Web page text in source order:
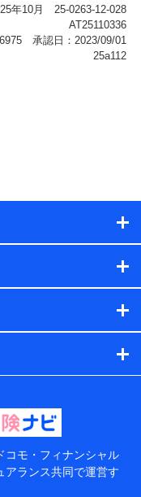
称・購入場所・決済
関する情報などが含
者と被保険者の関
、保険料、保険料
離などの情報、建
改案内等を提供し
ナンシャルグルー
関する情報。例と
、住所、生年月
係、保険加入の目
のお支払方法、車
物の構造や築年数
の情報などが含ま
タを取得する方法
コモ・フィナンシャル
アランス共同で運営す